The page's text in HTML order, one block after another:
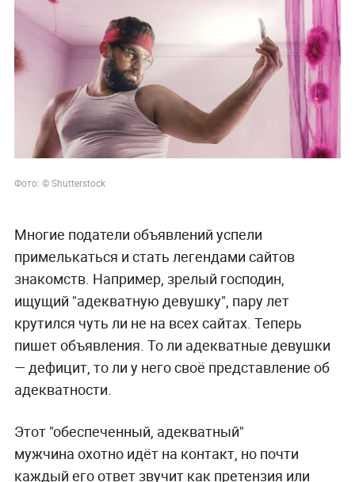
Фото: © Shutterstock
Многие податели объявлений успели
примелькаться и стать легендами сайтов
знакомств. Например, зрелый господин,
ищущий "адекватную девушку", пару лет
крутился чуть ли не на всех сайтах. Теперь
пишет объявления. То ли адекватные девушки
— дефицит, то ли у него своё представление об
адекватности.
Этот "обеспеченный, адекватный"
мужчина охотно идёт на контакт, но почти
каждый его ответ звучит как претензия или